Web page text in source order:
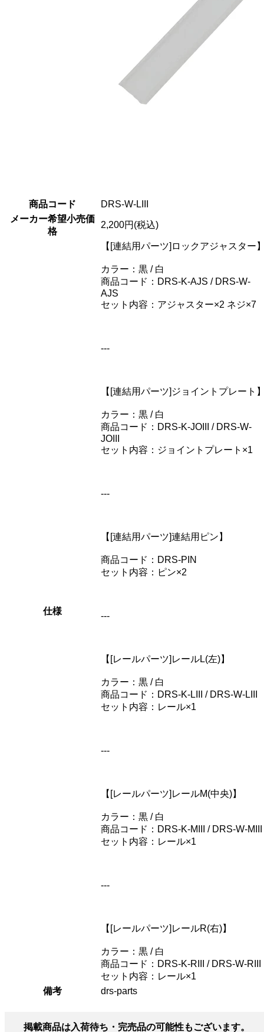
商品コード
DRS-W-LIII
メーカー希望小売価
格
2,200円(税込)
仕様
【[連結用パーツ]ロックアジャスター
カラー：黒 / 白
商品コード：DRS-K-AJS / DRS-W-
AJS
セット内容：アジャスター×2 ネジ×7
---
【[連結用パーツ]ジョイントプレート
カラー：黒 / 白
商品コード：DRS-K-JOIII / DRS-W-
JOIII
セット内容：ジョイントプレート×1
---
【[連結用パーツ]連結用ピン】
商品コード：DRS-PIN
セット内容：ピン×2
---
【[レールパーツ]レールL(左)】
カラー：黒 / 白
商品コード：DRS-K-LIII / DRS-W-LIII
セット内容：レール×1
---
【[レールパーツ]レールM(中央)】
カラー：黒 / 白
商品コード：DRS-K-MIII / DRS-W-MIII
セット内容：レール×1
---
【[レールパーツ]レールR(右)】
カラー：黒 / 白
商品コード：DRS-K-RIII / DRS-W-RIII
セット内容：レール×1
備考
drs-parts
掲載商品は入荷待ち・完売品の可能性もございます。